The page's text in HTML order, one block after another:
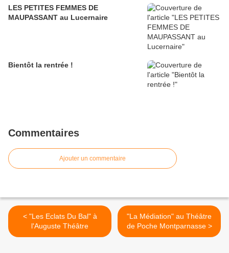
LES PETITES FEMMES DE
MAUPASSANT au Lucernaire
Bientôt la rentrée !
Commentaires
Ajouter un commentaire
< "Les Eclats Du Bal" à
l'Auguste Théâtre
"La Médiation" au Théâtre
de Poche Montparnasse >